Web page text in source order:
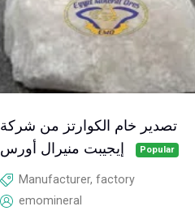
تصدير خام الكوارتز من شركة
إيجيبت منيرال أورس
Popular
Manufacturer, factory
emomineral